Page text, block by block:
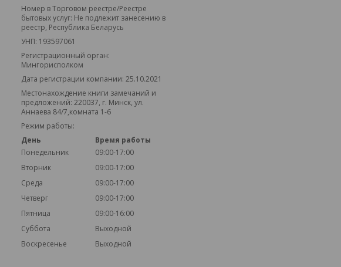
Номер в Торговом реестре/Реестре
бытовых услуг: Не подлежит занесению в
реестр, Республика Беларусь
УНП: 193597061
Регистрационный орган:
Мингорисполком
Дата регистрации компании: 25.10.2021
Местонахождение книги замечаний и
предложений: 220037, г. Минск, ул.
Аннаева 84/7,комната 1-6
Режим работы:
День
Время работы
Понедельник
09:00-17:00
Вторник
09:00-17:00
Среда
09:00-17:00
Четверг
09:00-17:00
Пятница
09:00-16:00
Суббота
Выходной
Воскресенье
Выходной